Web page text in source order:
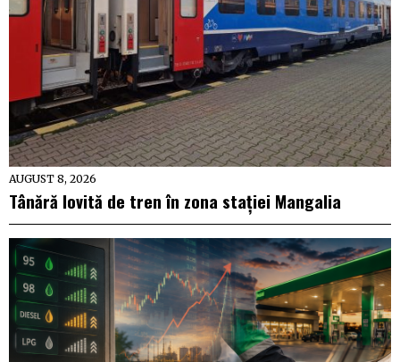
AUGUST 8, 2026
Tânără lovită de tren în zona stației Mangalia